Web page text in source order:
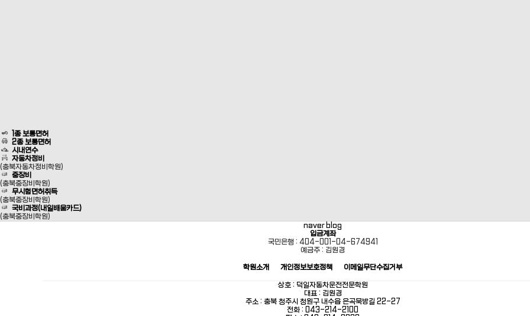
1종 보통면허
2종 보통면허
시내연수
자동차정비
(충북자동차정비학원)
중장비
(충북중장비학원)
무시험면허취득
(충북중장비학원)
국비과정(내일배움카드)
(충북중장비학원)
naver blog
입금계좌
국민은행 : 404-001-04-674941
예금주 : 김원경
학원소개 개인정보보호정책 이메일무단수집거부
상호 : 덕일자동차운전전문학원
대표 : 김원경
주소 : 충북 청주시 청원구 내수읍 은곡묵방길 22-27
전화 : 043-214-2100